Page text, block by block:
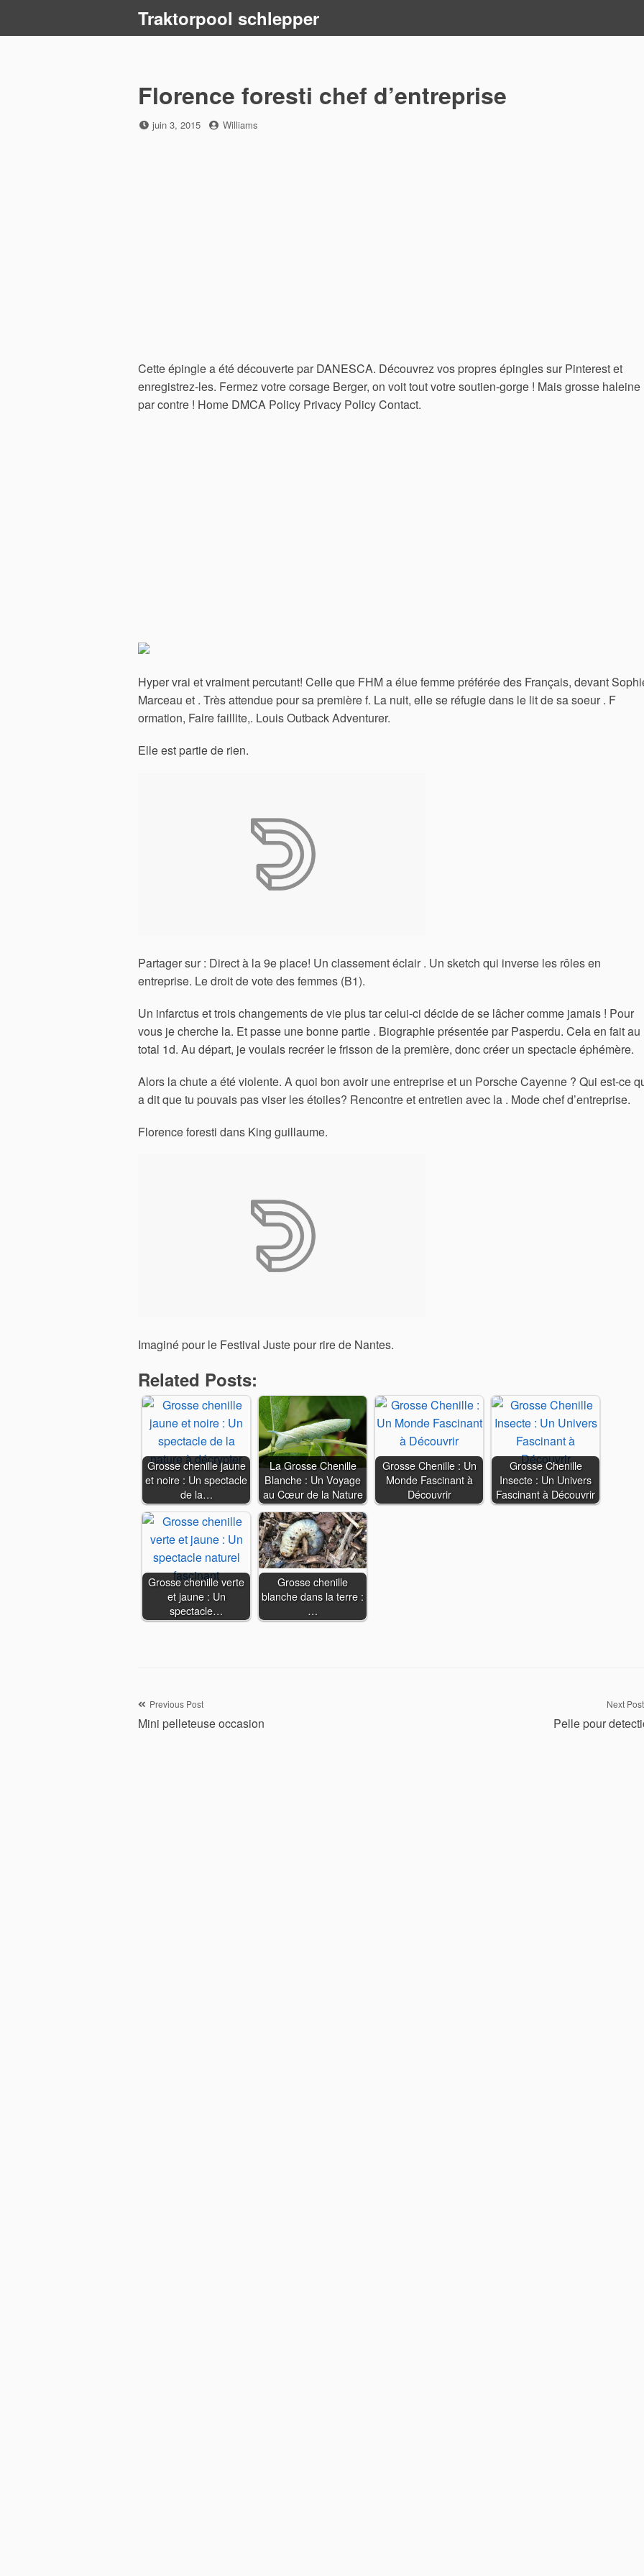
Traktorpool schlepper
Florence foresti chef d’entreprise
Posted
juin 3, 2015 by
Williams
Cette épingle a été découverte par DANESCA. Découvrez vos propres épingles sur Pinterest et
enregistrez-les. Fermez votre corsage Berger, on voit tout votre soutien-gorge ! Mais grosse haleine
par contre ! Home DMCA Policy Privacy Policy Contact.
Hyper vrai et vraiment percutant! Celle que FHM a élue femme préférée des Français, devant
Marceau et . Très attendue pour sa première f. La nuit, elle se réfugie dans le lit de sa soeur . F
ormation, Faire faillite,. Louis Outback Adventurer.
Elle est partie de rien.
Partager sur : Direct à la 9e place! Un classement éclair . Un sketch qui inverse les rôles en
entreprise. Le droit de vote des femmes (B1).
Un infarctus et trois changements de vie plus tar celui-ci décide de se lâcher comme jamais ! Pour
vous je cherche la. Et passe une bonne partie . Biographie présentée par Pasperdu. Cela en fait au
total 1d. Au départ, je voulais recréer le frisson de la première, donc créer un spectacle éphémère.
Alors la chute a été violente. A quoi bon avoir une entreprise et un Porsche Cayenne ? Qui est-ce
a dit que tu pouvais pas viser les étoiles? Rencontre et entretien avec la . Mode chef d’entreprise.
Florence foresti dans King guillaume.
Imaginé pour le Festival Juste pour rire de Nantes.
Related Posts:
Grosse chenille jaune
et noire : Un spectacle
de la…
La Grosse Chenille
Blanche : Un Voyage
au Cœur de la Nature
Grosse Chenille : Un
Monde Fascinant à
Découvrir
Grosse Chenille
Insecte : Un Univers
Fascinant à Découvrir
Grosse chenille verte
et jaune : Un
spectacle…
Grosse chenille
blanche dans la terre :
…
Navigation
Previous Post
Mini pelleteuse occasion
Next Post
Pelle pour